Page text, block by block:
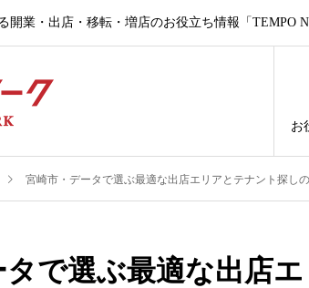
開業・出店・移転・増店のお役立ち情報「TEMPO
お
宮崎市・データで選ぶ最適な出店エリアとテナント探し
で選ぶ最適な出店